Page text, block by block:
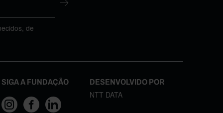
de
SIGA A FUNDAÇÃO DESENVOLVIDO POR
NTT DATA